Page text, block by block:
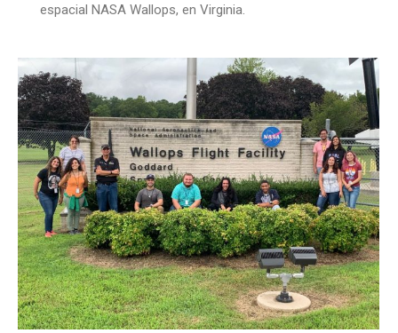
espacial NASA Wallops, en Virginia.